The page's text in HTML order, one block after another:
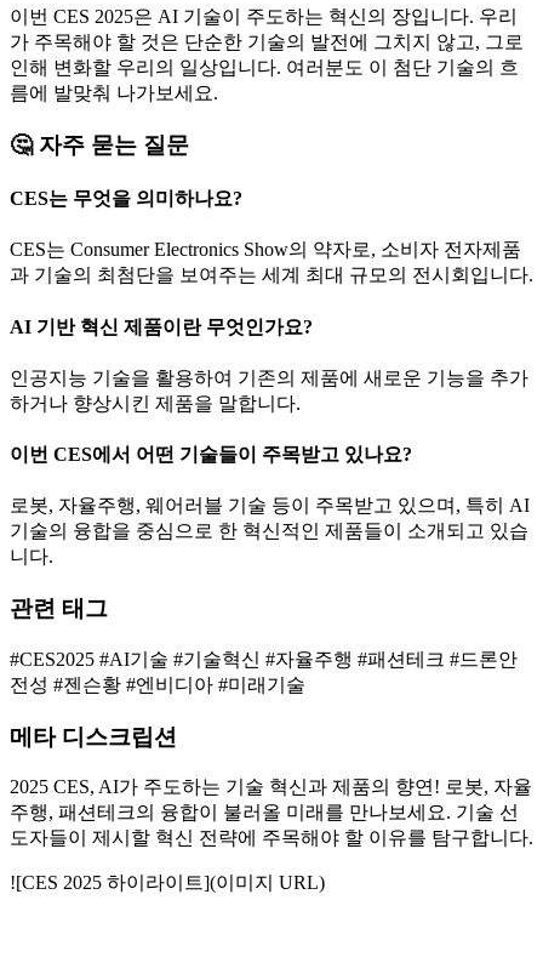
이번 CES 2025은 AI 기술이 주도하는 혁신의 장입니다. 우리
가 주목해야 할 것은 단순한 기술의 발전에 그치지 않고, 그로
인해 변화할 우리의 일상입니다. 여러분도 이 첨단 기술의 흐
름에 발맞춰 나가보세요.
🤔 자주 묻는 질문
CES는 무엇을 의미하나요?
CES는 Consumer Electronics Show의 약자로, 소비자 전자제품
과 기술의 최첨단을 보여주는 세계 최대 규모의 전시회입니다.
AI 기반 혁신 제품이란 무엇인가요?
인공지능 기술을 활용하여 기존의 제품에 새로운 기능을 추가
하거나 향상시킨 제품을 말합니다.
이번 CES에서 어떤 기술들이 주목받고 있나요?
로봇, 자율주행, 웨어러블 기술 등이 주목받고 있으며, 특히 AI
기술의 융합을 중심으로 한 혁신적인 제품들이 소개되고 있습
니다.
관련 태그
#CES2025 #AI기술 #기술혁신 #자율주행 #패션테크 #드론안
전성 #젠슨황 #엔비디아 #미래기술
메타 디스크립션
2025 CES, AI가 주도하는 기술 혁신과 제품의 향연! 로봇, 자율
주행, 패션테크의 융합이 불러올 미래를 만나보세요. 기술 선
도자들이 제시할 혁신 전략에 주목해야 할 이유를 탐구합니다.
![CES 2025 하이라이트](이미지 URL)